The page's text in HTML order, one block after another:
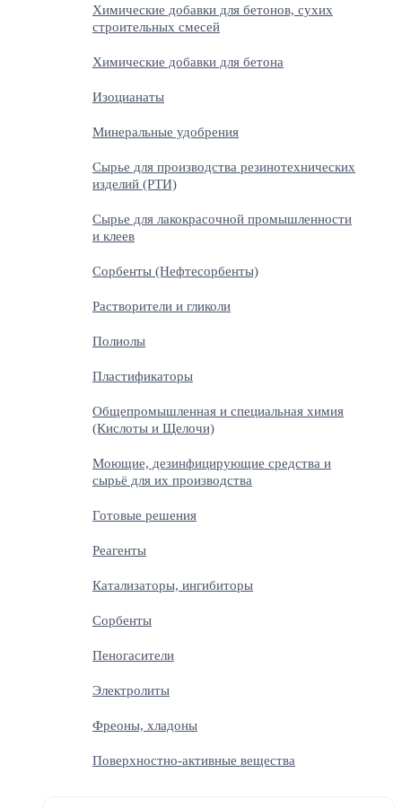
Химические добавки для бетонов, сухих
строительных смесей
Химические добавки для бетона
Изоцианаты
Минеральные удобрения
Сырье для производства резинотехнических
изделий (РТИ)
Сырье для лакокрасочной промышленности
и клеев
Сорбенты (Нефтесорбенты)
Растворители и гликоли
Полиолы
Пластификаторы
Общепромышленная и специальная химия
(Кислоты и Щелочи)
Моющие, дезинфицирующие средства и
сырьё для их производства
Готовые решения
Реагенты
Катализаторы, ингибиторы
Сорбенты
Пеногасители
Электролиты
Фреоны, хладоны
Поверхностно-активные вещества